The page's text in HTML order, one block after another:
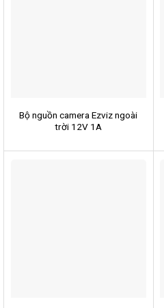
Bộ nguồn camera Ezviz ngoài
trời 12V 1A